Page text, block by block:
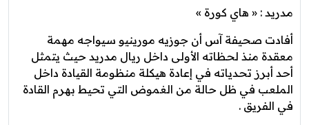
مدريد : « هاي كورة »
أفادت صحيفة آس أن جوزيه مورينيو سيواجه مهمة
معقدة منذ لحظاته الأولى داخل ريال مدريد حيث يتمثل
أحد أبرز تحدياته في إعادة هيكلة منظومة القيادة داخل
الملعب في ظل حالة من الغموض التي تحيط بهرم القادة
في الفريق .